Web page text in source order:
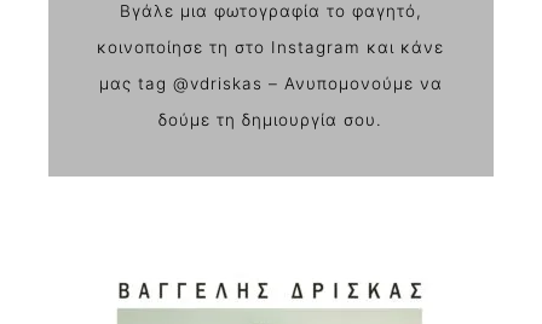
Βγάλε μια φωτογραφία το φαγητό,
κοινοποίησε τη στο Instagram και κάνε
μας tag @vdriskas – Ανυπομονούμε να
δούμε τη δημιουργία σου.